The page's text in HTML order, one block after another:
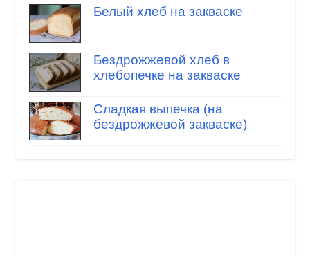
Белый хлеб на закваске
Бездрожжевой хлеб в
хлебопечке на закваске
Сладкая выпечка (на
бездрожжевой закваске)